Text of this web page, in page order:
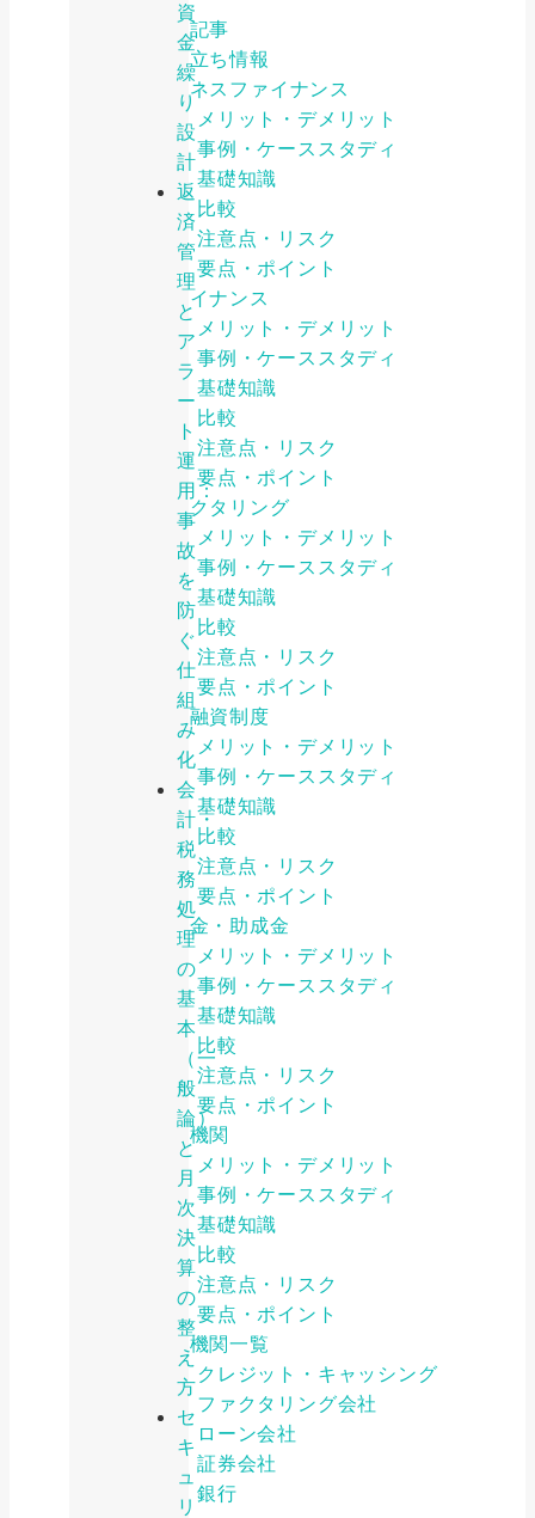
資
金
繰
り
設
計
返
済
管
理
と
ア
ラ
ー
ト
運
用：
事
故
を
防
ぐ
仕
組
み
化
会
計・
税
務
処
理
の
基
本
（一
般
論）
と
月
次
決
算
の
整
え
方
セ
キ
ュ
リ
特集記事
お役立ち情報
ビジネスファイナンス
メリット・デメリット
事例・ケーススタディ
基礎知識
比較
注意点・リスク
要点・ポイント
ファイナンス
メリット・デメリット
事例・ケーススタディ
基礎知識
比較
注意点・リスク
要点・ポイント
ファクタリング
メリット・デメリット
事例・ケーススタディ
基礎知識
比較
注意点・リスク
要点・ポイント
公的融資制度
メリット・デメリット
事例・ケーススタディ
基礎知識
比較
注意点・リスク
要点・ポイント
補助金・助成金
メリット・デメリット
事例・ケーススタディ
基礎知識
比較
注意点・リスク
要点・ポイント
金融機関
メリット・デメリット
事例・ケーススタディ
基礎知識
比較
注意点・リスク
要点・ポイント
金融機関一覧
クレジット・キャッシング
ファクタリング会社
ローン会社
証券会社
銀行